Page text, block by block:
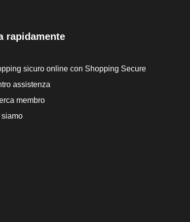
rapidamente
sicuro online con Shopping Secure
assistenza
membro